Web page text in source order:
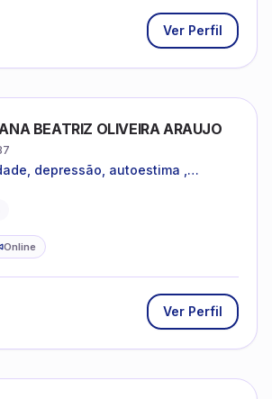
Ver Perfil
BEATRIZ OLIVEIRA ARAUJO
depressão, autoestima ,
Online
Ver Perfil